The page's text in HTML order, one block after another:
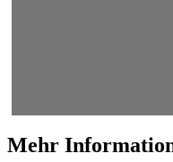
Mehr